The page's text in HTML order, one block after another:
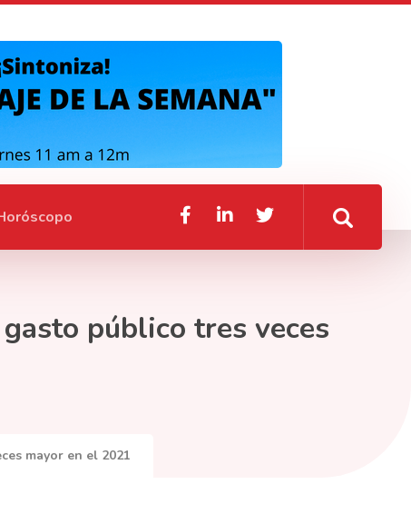
público tres veces
mayor en el 2021